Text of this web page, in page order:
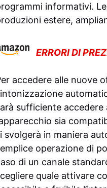
informativi.
estere,
ERRORI DI
accedere alle nuove
sufficiente
sia
svolgerà in maniera
operazione di
di un canale
quale attivare